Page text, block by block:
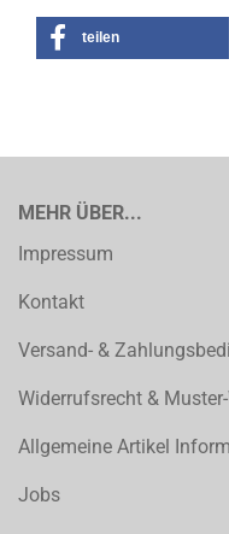
teilen
MEHR ÜBER...
Impressum
Kontakt
Versand- &
Widerrufsrecht &
Allgemeine Artikel
Jobs